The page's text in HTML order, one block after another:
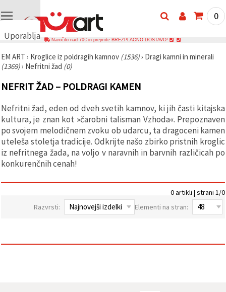
Uporabljamo
🍪
Uporabljamo
podobne
tehnologije,
zagotovimo
pravilno
delovanje
spletnega
mesta,
izboljšamo
vašo
uporabniško
z vašim
s pomočjo
0
Naročilo nad 70€ in prejmite BREZPLAČNO DOSTAVO!
EM ART › Kroglice iz poldragih kamnov (1536)› Dragi kamni in minerali
(1369)› Nefritni žad (0)
NEFRIT ŽAD – POLDRAGI KAMEN
Nefritni žad, eden od dveh svetih kamnov, ki jih časti kitajska
kultura, je znan kot »čarobni talisman Vzhoda«. Prepoznaven
po svojem melodičnem zvoku ob udarcu, ta dragoceni kamen
uteleša stoletja tradicije. Odkrijte našo zbirko pristnih kroglic
iz nefritnega žada, na voljo v naravnih in barvnih različicah po
konkurenčnih cenah!
0 artikli | strani 1/0
Razvrsti:
Elementi na stran: